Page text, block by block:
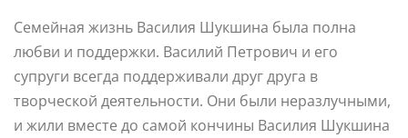
Семейная жизнь Василия Шукшина была полна
любви и поддержки. Василий Петрович и его
супруги всегда поддерживали друг друга в
творческой деятельности. Они были неразлучными,
и жили вместе до самой кончины Василия Шукшина